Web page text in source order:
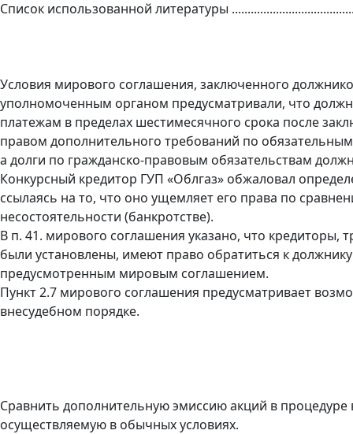
Список использованной литературы
Условия мирового соглашения, заключенного
уполномоченным органом предусматривали, что
платежам в пределах шестимесячного срока после
правом дополнительного требований по
а долги по гражданско-правовым обязательствам
Конкурсный кредитор ГУП «Облгаз» обжаловал
ссылаясь на то, что оно ущемляет его права по
несостоятельности (банкротстве).
В п. 41. мирового соглашения указано, что кредиторы,
были установлены, имеют право обратиться к
предусмотренным мировым соглашением.
Пункт 2.7 мирового соглашения предусматривает
внесудебном порядке.
Сравнить дополнительную эмиссию акций в
осуществляемую в обычных условиях.